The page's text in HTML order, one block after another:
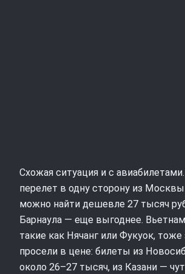
Схожая ситуация и с
перелет в одну сторону из
можно найти дешевле 27 тысяч
Барнаула — еще выгоднее.
такие как Нячанг или Фукуок,
просели в цене: билеты из
около 26–27 тысяч, из Казани —